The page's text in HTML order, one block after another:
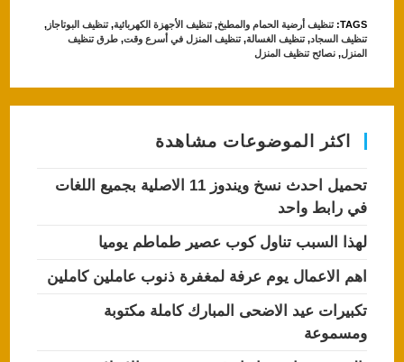
e
b
o
k
s
A
p
TAGS
:تنظيف أرضية الحمام والمطبخ, تنظيف الأجهزة الكهربائية, تنظيف البوتاجاز,
تنظيف السجاد, تنظيف الغسالة, تنظيف المنزل في أسرع وقت, طرق تنظيف
المنزل, نصائح تنظيف المنزل
اكثر الموضوعات مشاهدة
تحميل احدث نسخ ويندوز 11 الاصلية بجميع اللغات
في رابط واحد
لهذا السبب تناول كوب عصير طماطم يوميا
اهم الاعمال يوم عرفة لمغفرة ذنوب عاملين كاملين
تكبيرات عيد الاضحى المبارك كاملة مكتوبة
ومسموعة